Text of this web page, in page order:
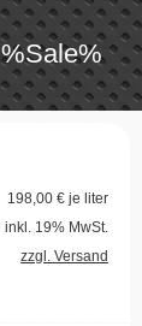
%Sale%
198,00 € je liter
inkl. 19% MwSt.
zzgl. Versand